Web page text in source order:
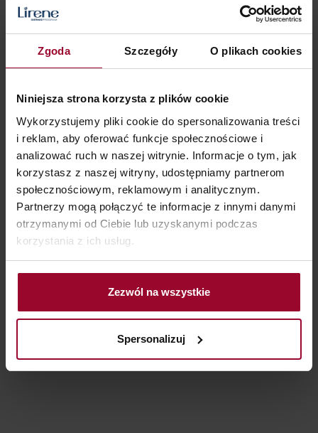
Zgoda Szczegóły O plikach cookies
Niniejsza strona korzysta z plików cookie
Wykorzystujemy pliki cookie do spersonalizowania treści
i reklam, aby oferować funkcje społecznościowe i
analizować ruch w naszej witrynie. Informacje o tym, jak
korzystasz z naszej witryny, udostępniamy partnerom
społecznościowym, reklamowym i analitycznym.
Partnerzy mogą połączyć te informacje z innymi danymi
otrzymanymi od Ciebie lub uzyskanymi podczas
korzystania z ich usług.
Zezwól na wszystkie
Spersonalizuj
59,98 zł / 100 ml
Nowość
mgiełka antyoksydacyjna
Prebiotyczna emulsja
ochronna do ciała SPF50 200
ml